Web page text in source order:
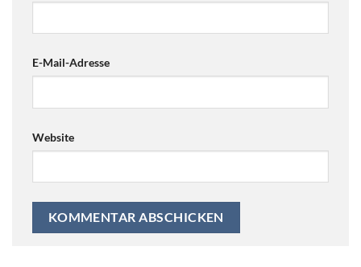
E-Mail-Adresse
Website